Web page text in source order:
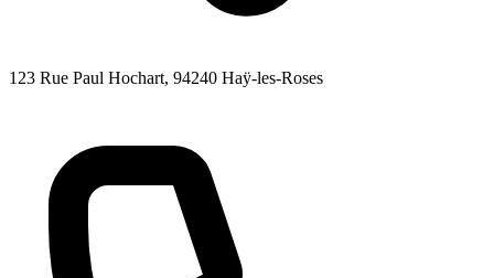
123 Rue Paul Hochart, 94240 Haÿ-les-Roses